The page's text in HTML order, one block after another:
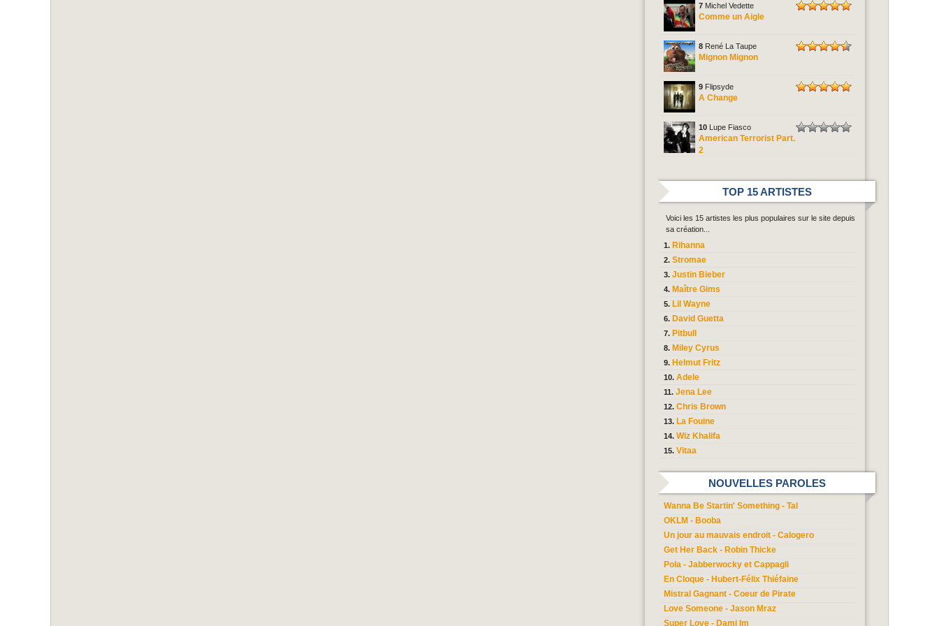
7 Michel Vedette
Comme un Aigle
8 René La Taupe
Mignon Mignon
9 Flipsyde
A Change
10 Lupe Fiasco
American Terrorist Part.
2
TOP 15 ARTISTES
Voici les 15 artistes les plus populaires sur le site depuis
sa création...
Rihanna
Stromae
Justin Bieber
Maître Gims
Lil Wayne
David Guetta
Pitbull
Miley Cyrus
Helmut Fritz
Adele
Jena Lee
Chris Brown
La Fouine
Wiz Khalifa
Vitaa
NOUVELLES PAROLES
Wanna Be Startin' Something - Tal
OKLM - Booba
Un jour au mauvais endroit - Calogero
Get Her Back - Robin Thicke
Pola - Jabberwocky et Cappagli
En Cloque - Hubert-Félix Thiéfaine
Mistral Gagnant - Coeur de Pirate
Love Someone - Jason Mraz
Super Love - Dami Im